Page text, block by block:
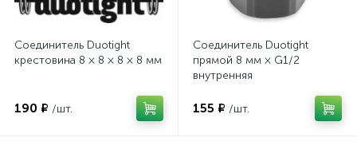
Соединитель Duotight
крестовина 8 × 8 × 8 × 8 мм
190 ₽ /шт.
Соединитель Duotight
прямой 8 мм × G1/2
внутренняя
155 ₽ /шт.